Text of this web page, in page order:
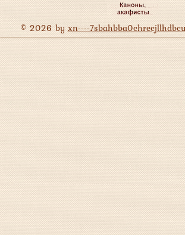
© 2026 byxn----